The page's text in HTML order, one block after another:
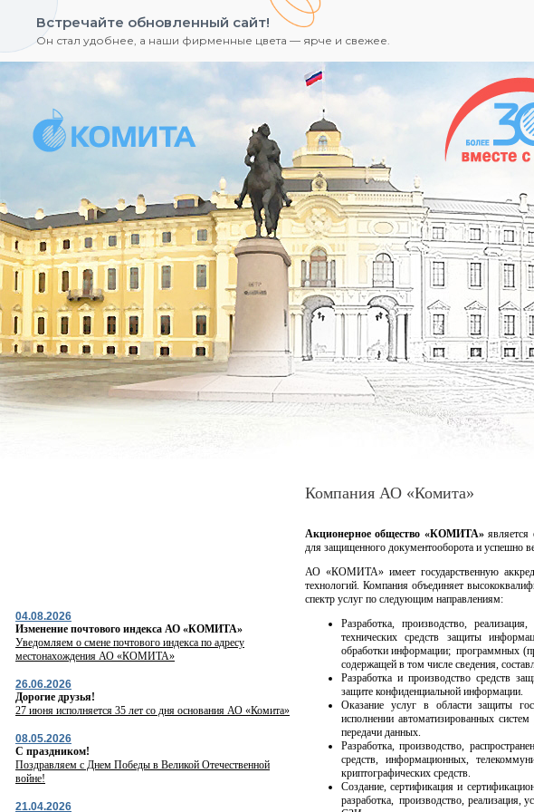
Встречайте обновленный сайт!
Он стал удобнее, а наши фирменные цвета — ярче и свежее.
04.08.2026
Изменение почтового индекса АО «КОМИТА»
Уведомляем о смене почтового индекса по адресу
местонахождения АО «КОМИТА»
26.06.2026
Дорогие друзья!
27 июня исполняется 35 лет со дня основания АО «Комита»
08.05.2026
С праздником!
Поздравляем с Днем Победы в Великой Отечественной
войне!
21.04.2026
Компания АО «Комита»
Акционерное общество «КОМИТА»является
для защищенного документооборота и успешно
АО «КОМИТА» имеет государственную
технологий. Компания объединяет
спектр услуг по следующим направлениям:
Разработка, производство,
технических средств защиты
обработки информации; программных
содержащей в том числе сведения,
Разработка и производство средств
защите конфиденциальной информации.
Оказание услуг в области защиты
исполнении автоматизированных
передачи данных.
Разработка, производство,
средств, информационных,
криптографических средств.
Создание, сертификация и
разработка, производство, реализация,